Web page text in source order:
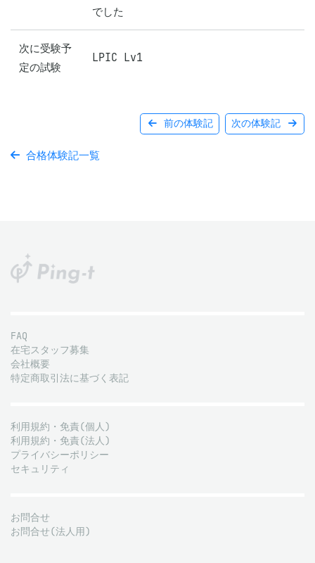
でした
次に受験予
定の試験
LPIC Lv1
前の体験記 次の体験記
合格体験記一覧
FAQ
在宅スタッフ募集
会社概要
特定商取引法に基づく表記
利用規約・免責(個人)
利用規約・免責(法人)
プライバシーポリシー
セキュリティ
お問合せ
お問合せ(法人用)